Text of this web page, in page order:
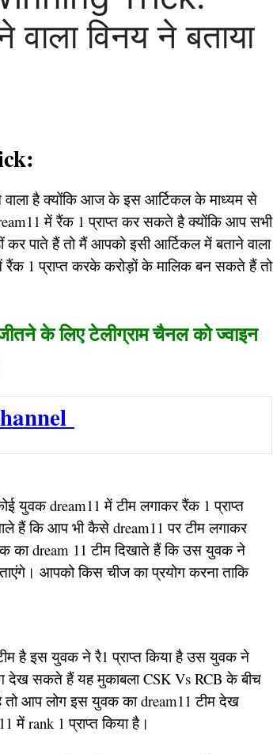
विनय ने बताया
वाला है क्योंकि आज के इस आर्टिकल के माध्यम से
में रैंक 1 प्राप्त कर सकते है क्योंकि आप सभी
पाते हैं तो मैं आपको इसी आर्टिकल में बताने वाला
1 प्राप्त करके करोड़ों के मालिक बन सकते हैं तो
के लिए टेलीग्राम चैनल को ज्वाइन
युवक dream11 में टीम लगाकर रैंक 1 प्राप्त
हैं कि आप भी कैसे dream11 पर टीम लगाकर
dream 11 टीम दिखाते हैं कि उस युवक ने
आपको किस चीज का प्रयोग करना ताकि
है इस युवक ने रै1 प्राप्त किया है उस युवक ने
देख सकते हैं यह मुकाबला CSK Vs RCB के बीच
आप लोग इस युवक का dream11 टीम देख
में rank 1 प्राप्त किया है।